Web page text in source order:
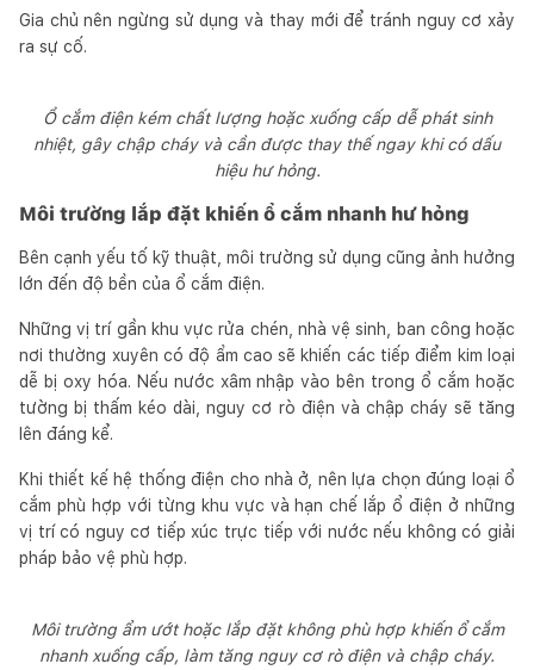
Gia chủ nên ngừng sử dụng và thay mới để tránh nguy cơ xảy
ra sự cố.
Ổ cắm điện kém chất lượng hoặc xuống cấp dễ phát sinh
nhiệt, gây chập cháy và cần được thay thế ngay khi có dấu
hiệu hư hỏng.
Môi trường lắp đặt khiến ổ cắm nhanh hư hỏng
Bên cạnh yếu tố kỹ thuật, môi trường sử dụng cũng ảnh hưởng
lớn đến độ bền của ổ cắm điện.
Những vị trí gần khu vực rửa chén, nhà vệ sinh, ban công hoặc
nơi thường xuyên có độ ẩm cao sẽ khiến các tiếp điểm kim loại
dễ bị oxy hóa. Nếu nước xâm nhập vào bên trong ổ cắm hoặc
tường bị thấm kéo dài, nguy cơ rò điện và chập cháy sẽ tăng
lên đáng kể.
Khi thiết kế hệ thống điện cho nhà ở, nên lựa chọn đúng loại ổ
cắm phù hợp với từng khu vực và hạn chế lắp ổ điện ở những
vị trí có nguy cơ tiếp xúc trực tiếp với nước nếu không có giải
pháp bảo vệ phù hợp.
Môi trường ẩm ướt hoặc lắp đặt không phù hợp khiến ổ cắm
nhanh xuống cấp, làm tăng nguy cơ rò điện và chập cháy.